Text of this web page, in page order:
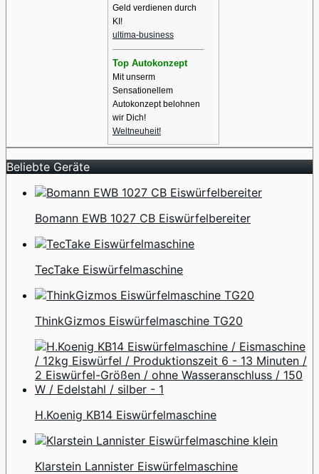
Geld verdienen durch
KI!
ultima-business
Top Autokonzept
Mit unserm
Sensationellem
Autokonzept belohnen
wir Dich!
Weltneuheit!
Beliebte Geräte
Bomann EWB 1027 CB Eiswürfelbereiter
TecTake Eiswürfelmaschine
ThinkGizmos Eiswürfelmaschine TG20
H.Koenig KB14 Eiswürfelmaschine
Klarstein Lannister Eiswürfelmaschine